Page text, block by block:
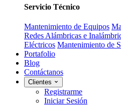
Servicio Técnico
Mantenimiento de Equipos
Redes Alámbricas e
Eléctricos Mantenimiento de
Portafolio
Blog
Contáctanos
Clientes
Registrarme
Iniciar Sesión